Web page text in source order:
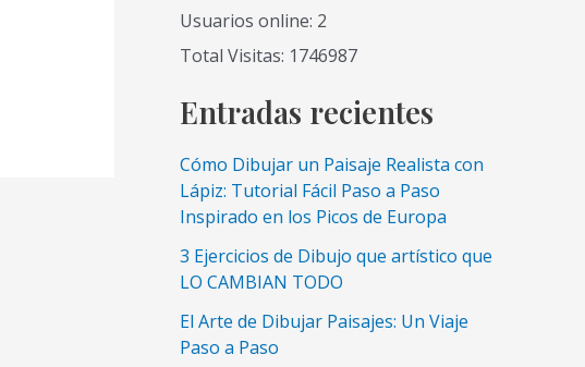
Usuarios online: 2
Total Visitas: 1746987
Entradas recientes
Cómo Dibujar un Paisaje Realista con
Lápiz: Tutorial Fácil Paso a Paso
Inspirado en los Picos de Europa
3 Ejercicios de Dibujo que artístico que
LO CAMBIAN TODO
El Arte de Dibujar Paisajes: Un Viaje
Paso a Paso